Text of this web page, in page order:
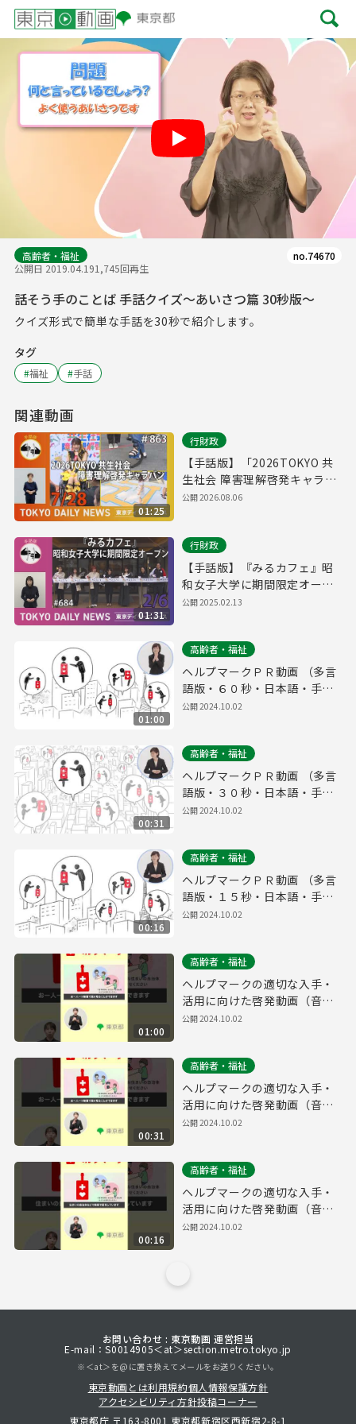
高齢者・福祉
公開日 2019.04.191,745回再生
no.74670
話そう手のことば 手話クイズ～あいさつ篇 30秒版～
クイズ形式で簡単な手話を30秒で紹介します。
タグ
#福祉 #手話
関連動画
01:25
行財政
【手話版】「2026TOKYO 共
生社会 障害理解啓発キャラバ
ン」スタート！（令和8年7月
公開2026.08.06
01:31
行財政
【手話版】『みるカフェ』昭
和女子大学に期間限定オープ
ン（令和7年2月6日 東京デイ
公開2025.02.13
01:00
高齢者・福祉
ヘルプマークＰＲ動画 （多言
語版・６０秒・日本語・手話
版）
公開2024.10.02
00:31
高齢者・福祉
ヘルプマークＰＲ動画 （多言
語版・３０秒・日本語・手話
版）
公開2024.10.02
00:16
高齢者・福祉
ヘルプマークＰＲ動画 （多言
語版・１５秒・日本語・手話
版）
公開2024.10.02
01:00
高齢者・福祉
ヘルプマークの適切な入手・
活用に向けた啓発動画（音声
あり・６０秒・縦Ver.）
公開2024.10.02
00:31
高齢者・福祉
ヘルプマークの適切な入手・
活用に向けた啓発動画（音声
あり・３０秒・縦Ver.）
公開2024.10.02
00:16
高齢者・福祉
ヘルプマークの適切な入手・
活用に向けた啓発動画（音声
あり・１５秒・縦Ver.）
公開2024.10.02
お問い合わせ : 東京動画 運営担当
E-mail：S0014905＜at＞section.metro.tokyo.jp
※＜at＞を@に置き換えてメールをお送りください。
東京動画とは利用規約個人情報保護方針
アクセシビリティ方針投稿コーナー
東京都庁 〒163-8001 東京都新宿区西新宿2-8-1